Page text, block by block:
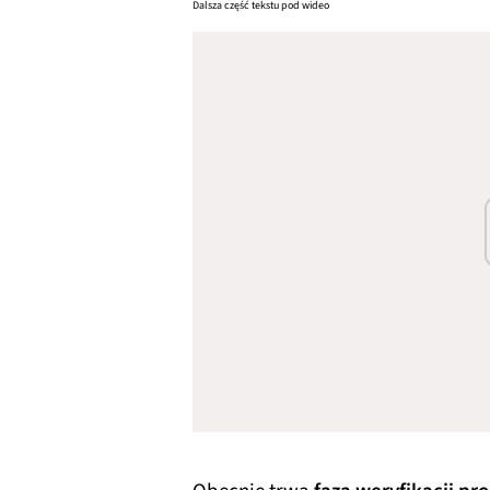
Dalsza część tekstu pod wideo